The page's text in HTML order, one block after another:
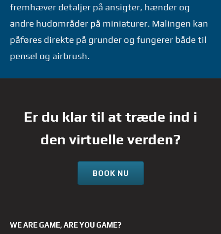
fremhæver detaljer på ansigter, hænder og
andre hudområder på miniaturer. Malingen kan
påføres direkte på grunder og fungerer både til
pensel og airbrush.
Er du klar til at træde ind i
den virtuelle verden?
BOOK NU
WE ARE GAME, ARE YOU GAME?